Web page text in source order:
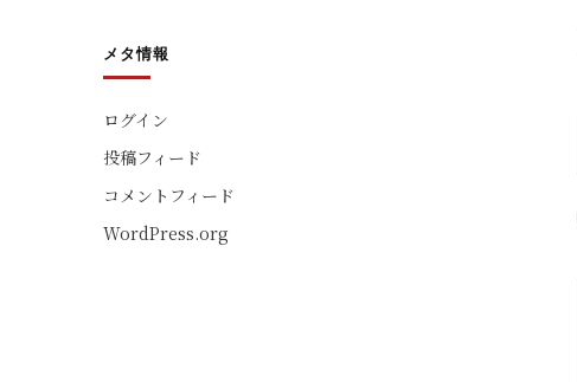
メタ情報
ログイン
投稿フィード
コメントフィード
WordPress.org